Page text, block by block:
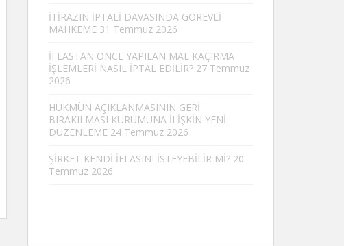
İTİRAZIN İPTALİ DAVASINDA GÖREVLİ
MAHKEME 31 Temmuz 2026
İFLASTAN ÖNCE YAPILAN MAL KAÇIRMA
İŞLEMLERİ NASIL İPTAL EDİLİR? 27 Temmuz
2026
HÜKMÜN AÇIKLANMASININ GERİ
BIRAKILMASI KURUMUNA İLİŞKİN YENİ
DÜZENLEME 24 Temmuz 2026
ŞİRKET KENDİ İFLASINI İSTEYEBİLİR Mİ? 20
Temmuz 2026